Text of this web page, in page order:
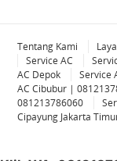
Tentang Kami
Service AC
AC Depok
Service
AC Cibubur |
081213786060
Cipayung Jakarta